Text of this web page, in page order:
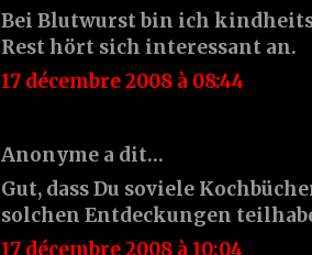
Bei Blutwurst bin ich
Rest hört sich interessant an.
17 décembre 2008 à 08:44
Anonyme a dit…
Gut, dass Du soviele
solchen Entdeckungen
17 décembre 2008 à 10:04